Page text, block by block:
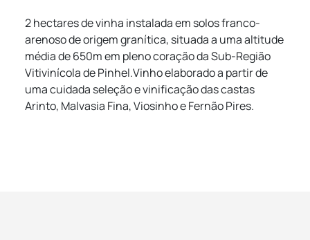
2 hectares de vinha instalada em solos franco-
arenoso de origem granítica, situada a uma altitude
média de 650m em pleno coração da Sub-Região
Vitivinícola de Pinhel.Vinho elaborado a partir de
uma cuidada seleção e vinificação das castas
Arinto, Malvasia Fina, Viosinho e Fernão Pires.